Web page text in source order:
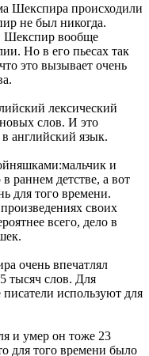
Шекспира происходили
не был никогда.
Шекспир вообще
Но в его пьесах так
это вызывает очень
лексический
слов. И это
английский язык.
и
раннем детстве, а вот
для того времени.
своих
всего, дело в
очень впечатлял
тысяч слов. Для
используют для
и умер он тоже 23
для того времени было